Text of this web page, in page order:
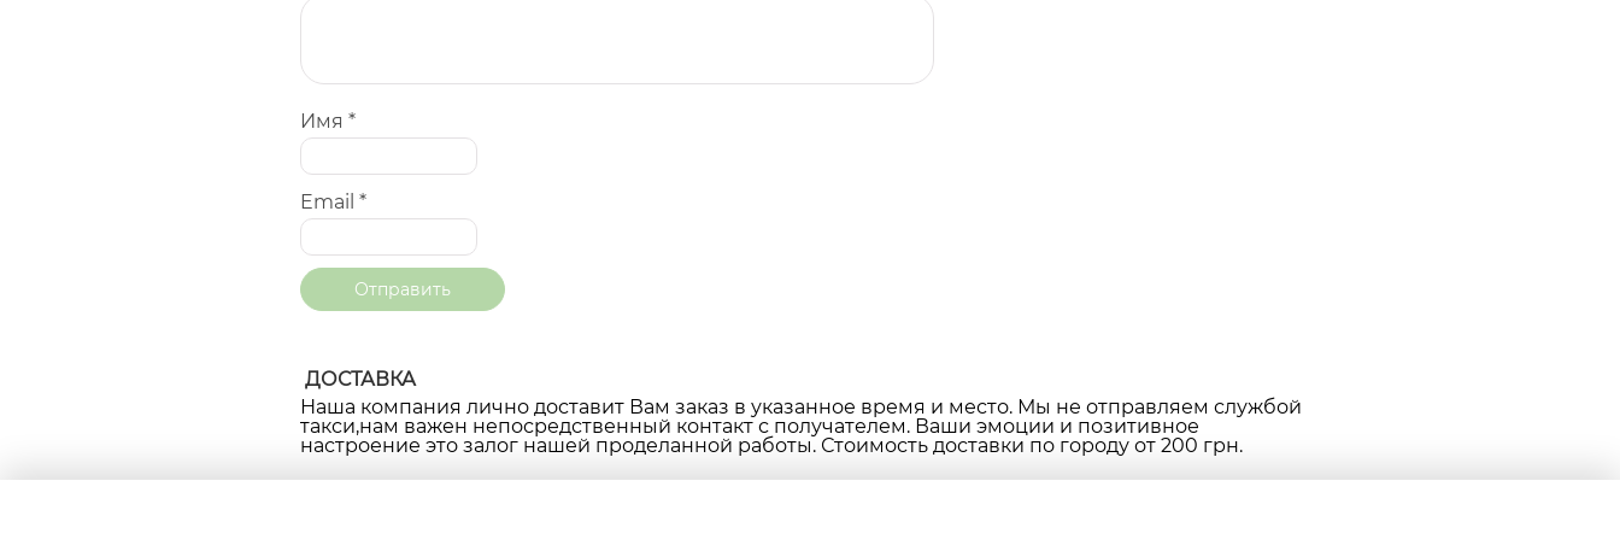
Имя *
Email *
ДОСТАВКА
Наша компания лично доставит Вам заказ в указанное время и место. Мы не отправляем службой
такси,нам важен непосредственный контакт с получателем. Ваши эмоции и позитивное
настроение это залог нашей проделанной работы. Стоимость доставки по городу от 200 грн.